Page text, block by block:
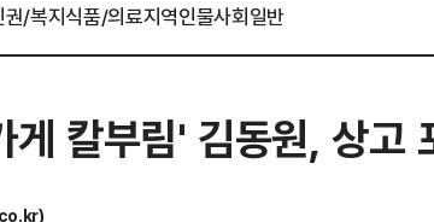
권/복지식품/의료지역인물사회일반
게 칼부림' 김동원, 상고